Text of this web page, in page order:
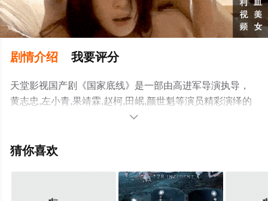
剧情介绍 我要评分
天堂影视国产剧《国家底线》是一部由高进军导演执导，
黄志忠,左小青,果靖霖,赵柯,田岷,颜世魁等演员精彩演绎的
中国大陆电视剧，大结局剧情已揭晓（30集全），手机免
多相关信息可移步至豆瓣电视剧、电视猫或剧情网等平台

猜你喜欢